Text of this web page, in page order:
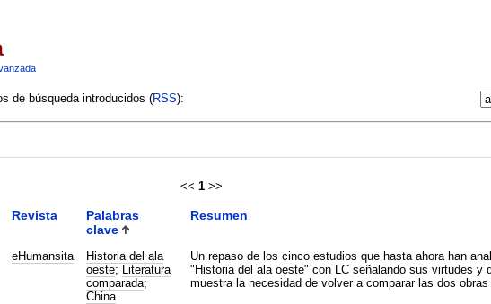
de búsqueda introducidos (RSS):
<< 1 >>
Revista
Palabras
clave
Resumen
eHumansita
Historia del ala
oeste;
Literatura
comparada;
China
Un repaso de los cinco estudios que hasta ahora han
"Historia del ala oeste" con LC señalando sus virtudes y
muestra la necesidad de volver a comparar las dos